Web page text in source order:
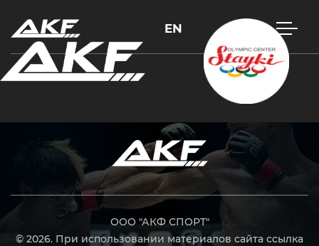
EN
ООО "АКФ СПОРТ"
© 2026. При использовании материалов сайта ссылка
Нажмите Enter для поиска или Esc, чтобы закрыть